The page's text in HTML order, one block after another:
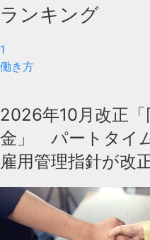
ランキング
1
働き方
2026年10月改正
金」 パートタイ
雇用管理指針が改